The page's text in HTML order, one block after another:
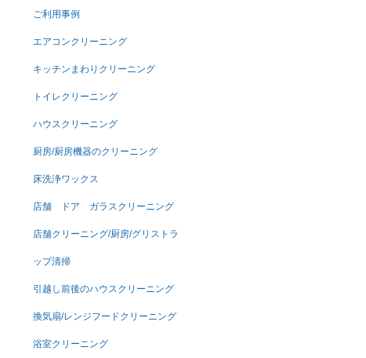
ご利用事例
エアコンクリーニング
キッチンまわりクリーニング
トイレクリーニング
ハウスクリーニング
厨房/厨房機器のクリーニング
床洗浄ワックス
店舗 ドア ガラスクリーニング
店舗クリーニング/厨房/グリストラ
ップ清掃
引越し前後のハウスクリーニング
換気扇/レンジフードクリーニング
浴室クリーニング